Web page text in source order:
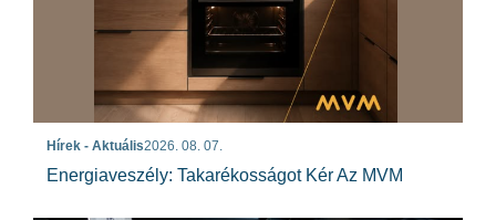
Hírek - Aktuális2026. 08. 07.
Energiaveszély: Takarékosságot Kér Az MVM